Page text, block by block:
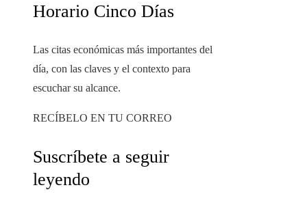
Horario Cinco Días
Las citas económicas más importantes del
día, con las claves y el contexto para
escuchar su alcance.
RECÍBELO EN TU CORREO
Suscríbete a seguir
leyendo